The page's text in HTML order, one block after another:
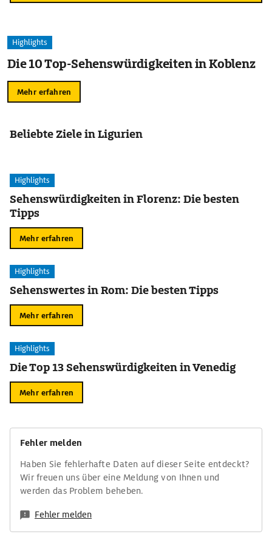
Highlights
Die 10 Top-Sehenswürdigkeiten in Koblenz
Mehr erfahren
Beliebte Ziele in Ligurien
Highlights
Sehenswürdigkeiten in Florenz: Die besten
Tipps
Mehr erfahren
Highlights
Sehenswertes in Rom: Die besten Tipps
Mehr erfahren
Highlights
Die Top 13 Sehenswürdigkeiten in Venedig
Mehr erfahren
Fehler melden
Haben Sie fehlerhafte Daten auf dieser Seite entdeckt?
Wir freuen uns über eine Meldung von Ihnen und
werden das Problem beheben.
Fehler melden